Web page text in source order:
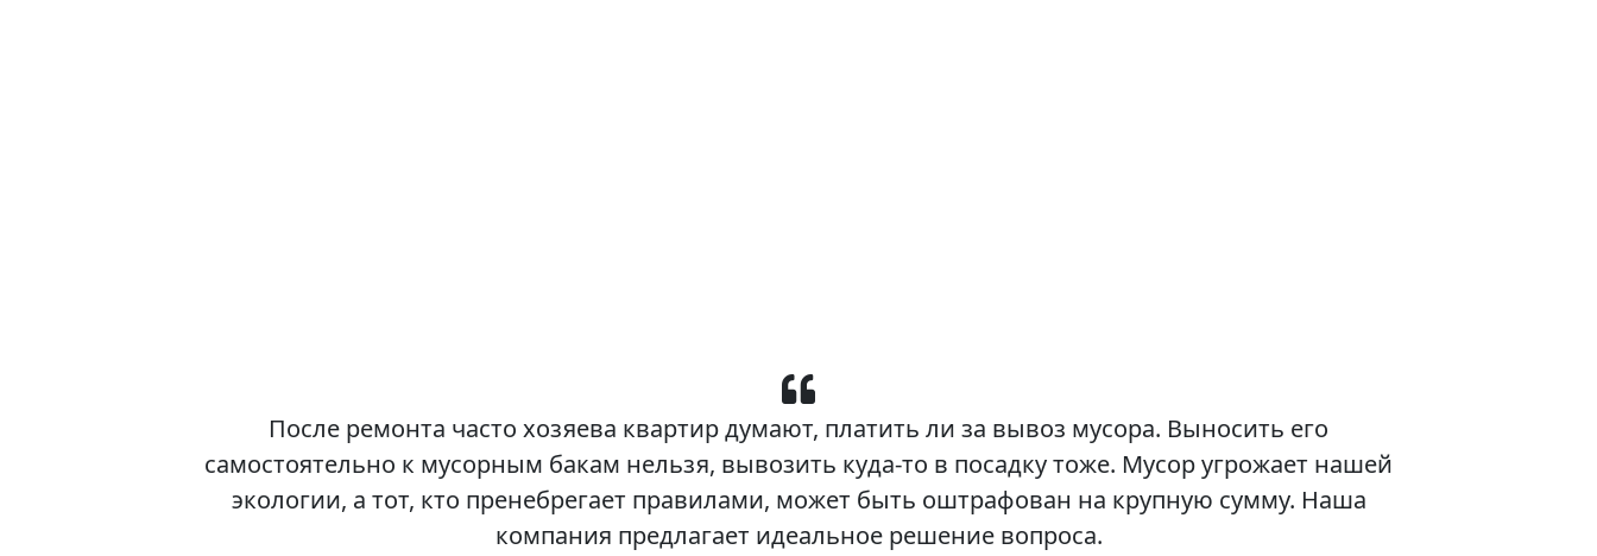
После ремонта часто хозяева квартир думают, платить ли за вывоз мусора. Выносить его
самостоятельно к мусорным бакам нельзя, вывозить куда-то в посадку тоже. Мусор угрожает нашей
экологии, а тот, кто пренебрегает правилами, может быть оштрафован на крупную сумму. Наша
компания предлагает идеальное решение вопроса.